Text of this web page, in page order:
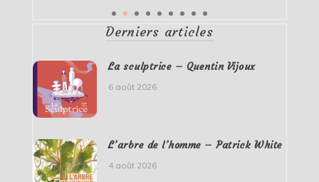
Derniers articles
La sculptrice – Quentin Vijoux
6 août 2026
L’arbre de l’homme – Patrick White
4 août 2026